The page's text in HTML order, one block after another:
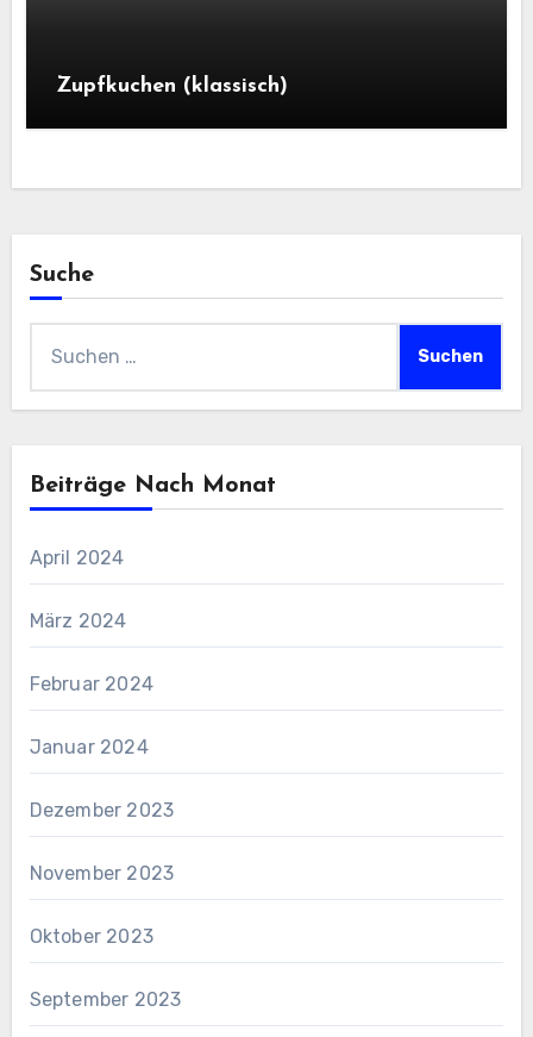
Zupfkuchen (klassisch)
Suche
nach:
Beiträge Nach Monat
April 2024
März 2024
Februar 2024
Januar 2024
Dezember 2023
November 2023
Oktober 2023
September 2023